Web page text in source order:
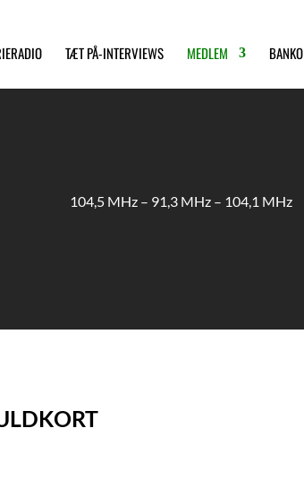
TÆT PÅ-INTERVIEWS MEDLEM BANKO
104,5 MHz – 91,3 MHz – 104,1 MHz